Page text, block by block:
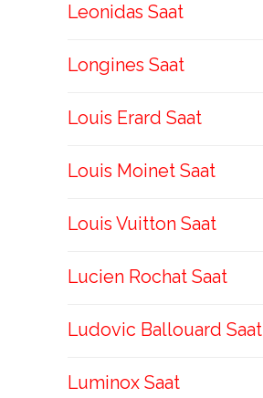
Leonidas Saat
Longines Saat
Louis Erard Saat
Louis Moinet Saat
Louis Vuitton Saat
Lucien Rochat Saat
Ludovic Ballouard Saat
Luminox Saat